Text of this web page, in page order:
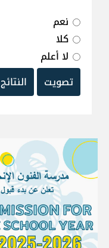
نعم
كلا
لا أعلم
تصويت
النتائج